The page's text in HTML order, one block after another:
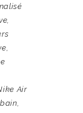
,
,
Air
,